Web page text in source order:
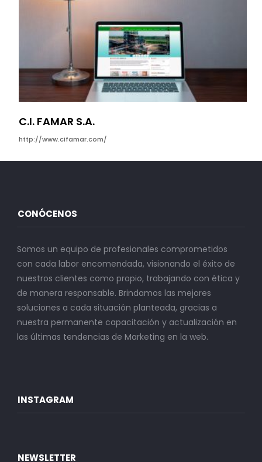
C.I. FAMAR S.A.
http://www.cifamar.com/
CONÓCENOS
Somos un equipo de profesionales comprometidos
con cada labor encomendada, visionando el éxito de
nuestros clientes como propio, trabajando con ética y
de manera responsable. Brindamos las mejores
soluciones a cada situación planteada, gracias a
nuestra permanente capacitación y actualización en
las últimas tendencias de Marketing en la web.
INSTAGRAM
NEWSLETTER